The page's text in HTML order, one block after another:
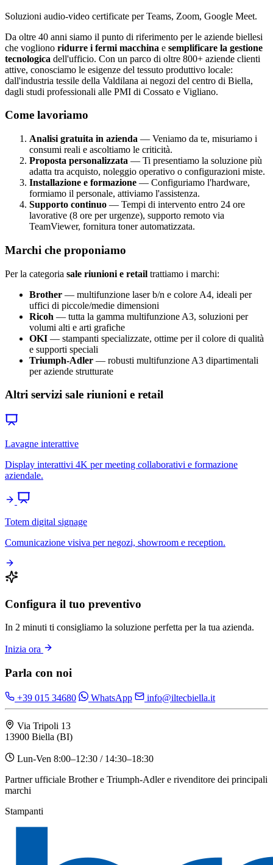
Soluzioni audio-video certificate per Teams, Zoom, Google Meet.
Da oltre 40 anni siamo il punto di riferimento per le aziende biellesi
che vogliono ridurre i fermi macchina e semplificare la gestione
tecnologica dell'ufficio. Con un parco di oltre 800+ aziende clienti
attive, conosciamo le esigenze del tessuto produttivo locale:
dall'industria tessile della Valdilana ai negozi del centro di Biella,
dagli studi professionali alle PMI di Cossato e Vigliano.
Come lavoriamo
Analisi gratuita in azienda — Veniamo da te, misuriamo i
consumi reali e ascoltiamo le criticità.
Proposta personalizzata — Ti presentiamo la soluzione più
adatta tra acquisto, noleggio operativo o configurazioni miste.
Installazione e formazione — Configuriamo l'hardware,
formiamo il personale, attiviamo l'assistenza.
Supporto continuo — Tempi di intervento entro 24 ore
lavorative (8 ore per urgenze), supporto remoto via
TeamViewer, fornitura toner automatizzata.
Marchi che proponiamo
Per la categoria sale riunioni e retail trattiamo i marchi:
Brother — multifunzione laser b/n e colore A4, ideali per
uffici di piccole/medie dimensioni
Ricoh — tutta la gamma multifunzione A3, soluzioni per
volumi alti e arti grafiche
OKI — stampanti specializzate, ottime per il colore di qualità
e supporti speciali
Triumph-Adler — robusti multifunzione A3 dipartimentali
per aziende strutturate
Altri servizi sale riunioni e retail
Lavagne interattive
Display interattivi 4K per meeting collaborativi e formazione
aziendale.
Totem digital signage
Comunicazione visiva per negozi, showroom e reception.
Configura il tuo preventivo
In 2 minuti ti consigliamo la soluzione perfetta per la tua azienda.
Inizia ora
Parla con noi
+39 015 34680 WhatsApp info@iltecbiella.it
Via Tripoli 13
13900 Biella (BI)
Lun-Ven 8:00–12:30 / 14:30–18:30
Partner ufficiale Brother e Triumph-Adler e rivenditore dei principali
marchi
Stampanti